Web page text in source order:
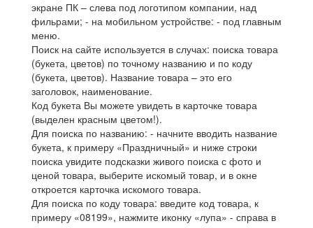
экране ПК – слева под логотипом компании, над
фильрами; - на мобильном устройстве: - под главным
меню.
Поиск на сайте используется в случах: поиска товара
(букета, цветов) по точному названию и по коду
(букета, цветов). Название товара – это его
заголовок, наименование.
Код букета Вы можете увидеть в карточке товара
(выделен красным цветом!).
Для поиска по названию: - начните вводить название
букета, к примеру «Праздничный» и ниже строки
поиска увидите подсказки живого поиска с фото и
ценой товара, выберите искомый товар, и в окне
откроется карточка искомого товара.
Для поиска по коду товара: введите код товара, к
примеру «08199», нажмите иконку «лупа» - справа в